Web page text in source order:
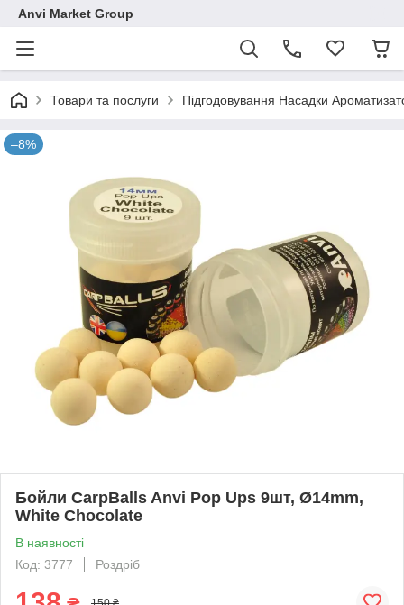
Anvi Market Group
Товари та послуги Підгодовування Насадки
–8%
Бойли CarpBalls Anvi Pop Ups 9шт, Ø14mm,
White Chocolate
В наявності
Код: 3777
Роздріб